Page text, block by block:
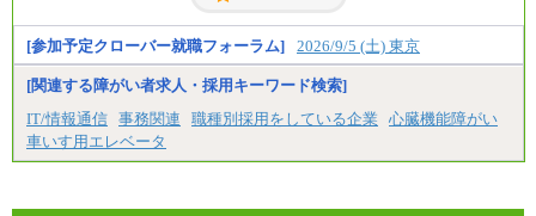
[参加予定クローバー就職フォーラム] 2026/9/5 (土) 東京
[関連する障がい者求人・採用キーワード検索]
IT/情報通信 事務関連 職種別採用をしている企業
心臓機能障がい
車いす用エレベータ